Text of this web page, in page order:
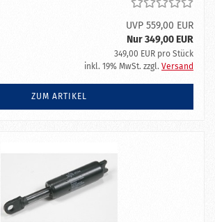
UVP 559,00 EUR
Nur 349,00 EUR
349,00 EUR pro Stück
inkl. 19% MwSt. zzgl. Versand
ZUM ARTIKEL